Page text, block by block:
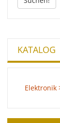
KATALOG
Elektronik